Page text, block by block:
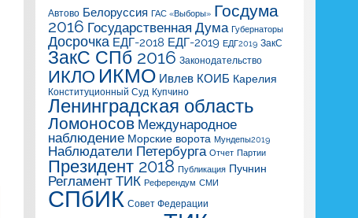
Автово Белоруссия ГАС «Выборы» Госдума
2016 Государственная Дума Губернаторы
Досрочка ЕДГ-2018 ЕДГ-2019 ЕДГ2019 ЗакС
ЗакС СПб 2016 Законодательство
ИКЛО ИКМО Ивлев КОИБ Карелия
Конституционный Суд Купчино
Ленинградская область
Ломоносов Международное
наблюдение Морские ворота Мундепы2019
Наблюдатели Петербурга Отчет Партии
Президент 2018 Публикация Пучнин
Регламент ТИК Референдум СМИ
СПбИК Совет Федерации